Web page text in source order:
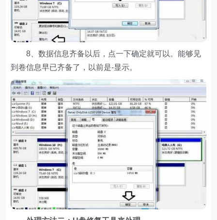
8、数据信息齐备以后，点一下确定就可以。能够见
到卷信息早已齐备了，以前是-显示。